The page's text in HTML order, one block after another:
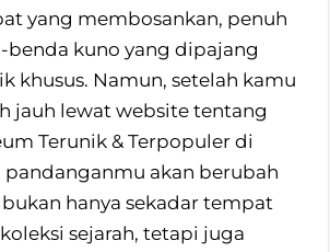
yang membosankan, penuh
benda kuno yang dipajang
khusus. Namun, setelah kamu
jauh lewat website tentang
Terunik & Terpopuler di
akan berubah
hanya sekadar tempat
sejarah, tetapi juga